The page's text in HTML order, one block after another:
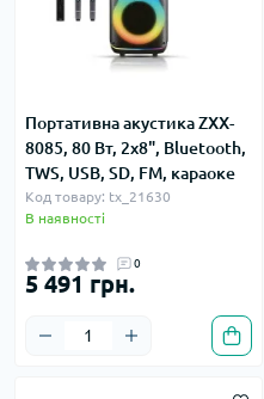
Портативна акустика ZXX-
8085, 80 Вт, 2х8", Bluetooth,
TWS, USB, SD, FM, караоке
Код товару: tx_21630
В наявності
0
5 491 грн.